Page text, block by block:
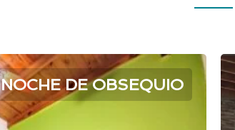
NOCHE DE OBSEQUIO